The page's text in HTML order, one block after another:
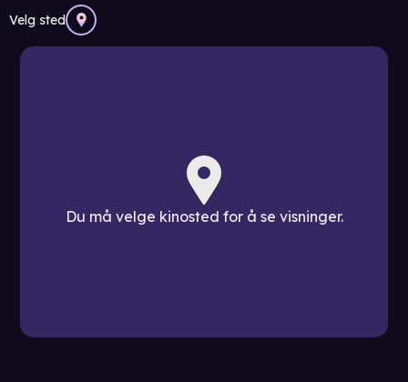
Velg sted
Du må velge kinosted for å se visninger.